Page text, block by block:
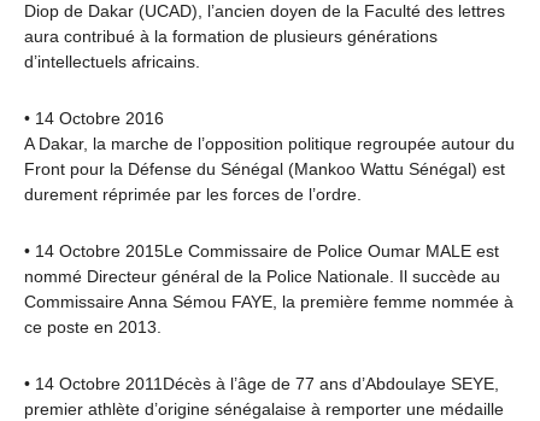
Diop de Dakar (UCAD), l’ancien doyen de la Faculté des lettres
aura contribué à la formation de plusieurs générations
d’intellectuels africains.
• 14 Octobre 2016
A Dakar, la marche de l’opposition politique regroupée autour du
Front pour la Défense du Sénégal (Mankoo Wattu Sénégal) est
durement réprimée par les forces de l’ordre.
• 14 Octobre 2015Le Commissaire de Police Oumar MALE est
nommé Directeur général de la Police Nationale. Il succède au
Commissaire Anna Sémou FAYE, la première femme nommée à
ce poste en 2013.
• 14 Octobre 2011Décès à l’âge de 77 ans d’Abdoulaye SEYE,
premier athlète d’origine sénégalaise à remporter une médaille